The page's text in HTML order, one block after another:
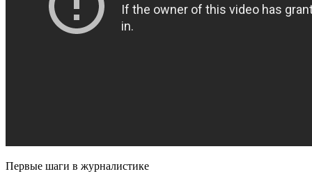
Первые шаги в журналистике